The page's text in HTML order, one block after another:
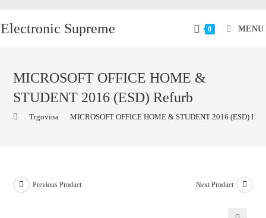
Electronic Supreme 0 MENU
MICROSOFT OFFICE HOME &
STUDENT 2016 (ESD) Refurb
Trgovina MICROSOFT OFFICE HOME & STUDENT 2016 (ESD)
Previous Product Next Product